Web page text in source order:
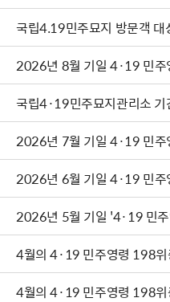
국립4.19민주묘지 방문객 대
2026년 8월 기일 4·19 민주
국립4·19민주묘지관리소 기
2026년 7월 기일 4·19 민주
2026년 6월 기일 4·19 민주
2026년 5월 기일 '4·19 민
4월의 4·19 민주영령 198
4월의 4·19 민주영령 198